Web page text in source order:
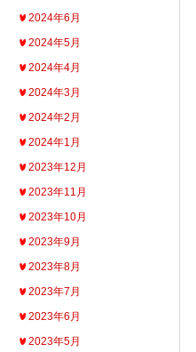
2024年6月
2024年5月
2024年4月
2024年3月
2024年2月
2024年1月
2023年12月
2023年11月
2023年10月
2023年9月
2023年8月
2023年7月
2023年6月
2023年5月